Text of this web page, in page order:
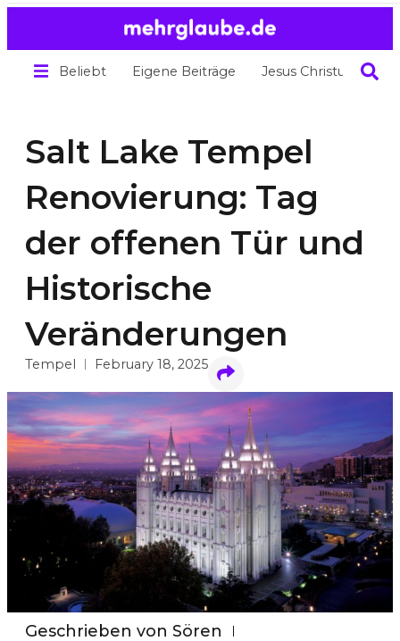
Beliebt Eigene Beiträge Jesus Christus
Salt Lake Tempel
Renovierung: Tag
der offenen Tür und
Historische
Veränderungen
Tempel February 18, 2025
Geschrieben von Sören